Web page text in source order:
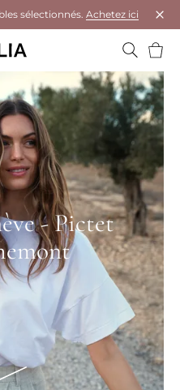
sélectionnés. Achetez ici
- Pictet